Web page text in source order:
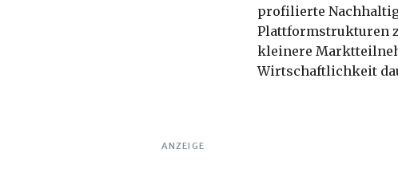
profilierte
Plattformstrukturen
kleinere
Wirtschaftlichkeit
ANZEIGE